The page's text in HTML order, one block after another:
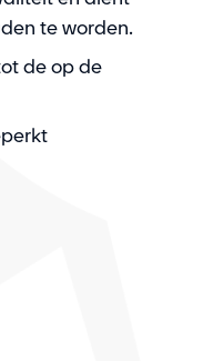
te worden.
de op de